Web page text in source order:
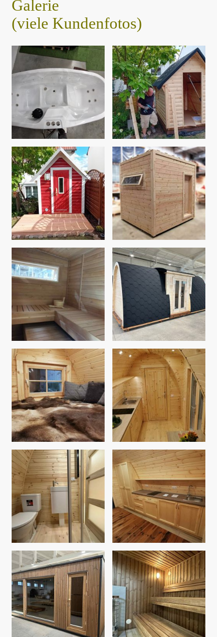
Galerie
(viele Kundenfotos)